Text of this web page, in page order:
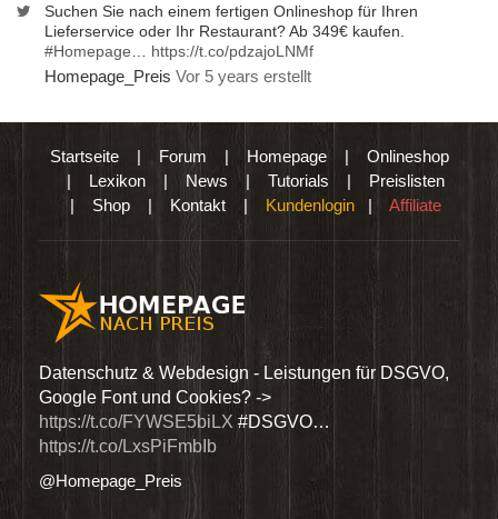
Suchen Sie nach einem fertigen Onlineshop für Ihren
Lieferservice oder Ihr Restaurant? Ab 349€ kaufen.
#Homepage
https://t.co/pdzajoLNMf
Homepage_Preis Vor 5 years erstellt
Startseite| Forum | Homepage| Onlineshop
| Lexikon | News | Tutorials | Preislisten
| Shop | Kontakt | Kundenlogin | Affiliate
Datenschutz & Webdesign - Leistungen für DSGVO,
Google Font und Cookies? ->
https://t.co/FYWSE5biLX #DSGVO…
https://t.co/LxsPiFmbIb
@Homepage_Preis